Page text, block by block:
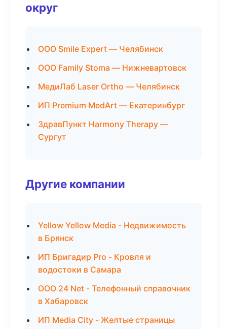
округ
ООО Smile Expert — Челябинск
ООО Family Stoma — Нижневартовск
МедиЛаб Laser Ortho — Челябинск
ИП Premium MedArt — Екатеринбург
ЗдравПункт Harmony Therapy —
Сургут
Другие компании
Yellow Yellow Media - Недвижимость
в Брянск
ИП Бригадир Pro - Кровля и
водостоки в Самара
ООО 24 Net - Телефонный справочник
в Хабаровск
ИП Media City - Желтые страницы